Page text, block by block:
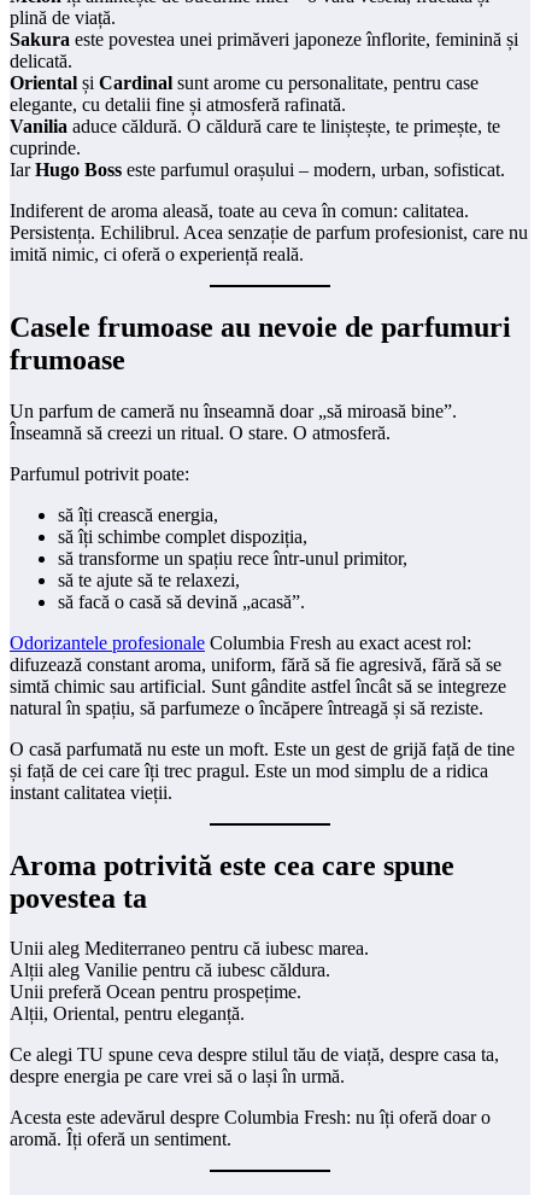
plină de viață.
Sakura este povestea unei primăveri japoneze înflorite, feminină și
delicată.
Oriental și Cardinal sunt arome cu personalitate, pentru case
elegante, cu detalii fine și atmosferă rafinată.
Vanilia aduce căldură. O căldură care te liniștește, te primește, te
cuprinde.
IarHugo Boss este parfumul orașului – modern, urban, sofisticat.
Indiferent de aroma aleasă, toate au ceva în comun: calitatea.
Persistența. Echilibrul. Acea senzație de parfum profesionist, care nu
imită nimic, ci oferă o experiență reală.
Casele frumoase au nevoie de parfumuri
frumoase
Un parfum de cameră nu înseamnă doar „să miroasă bine”.
Înseamnă să creezi un ritual. O stare. O atmosferă.
Parfumul potrivit poate:
să îți crească energia,
să îți schimbe complet dispoziția,
să transforme un spațiu rece într-unul primitor,
să te ajute să te relaxezi,
să facă o casă să devină „acasă”.
Odorizantele profesionale Columbia Fresh au exact acest rol:
difuzează constant aroma, uniform, fără să fie agresivă, fără să se
simtă chimic sau artificial. Sunt gândite astfel încât să se integreze
natural în spațiu, să parfumeze o încăpere întreagă și să reziste.
O casă parfumată nu este un moft. Este un gest de grijă față de tine
și față de cei care îți trec pragul. Este un mod simplu de a ridica
instant calitatea vieții.
Aroma potrivită este cea care spune
povestea ta
Unii aleg Mediterraneo pentru că iubesc marea.
Alții aleg Vanilie pentru că iubesc căldura.
Unii preferă Ocean pentru prospețime.
Alții, Oriental, pentru eleganță.
Ce alegi TU spune ceva despre stilul tău de viață, despre casa ta,
despre energia pe care vrei să o lași în urmă.
Acesta este adevărul despre Columbia Fresh: nu îți oferă doar o
aromă. Îți oferă un sentiment.